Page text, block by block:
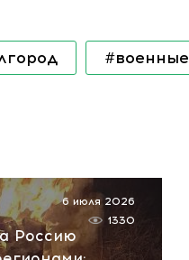
#военные
Россию
6 июля 2026
1330